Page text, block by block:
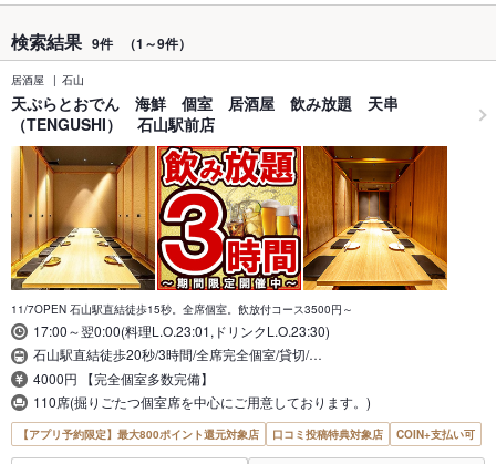
検索結果 9件 （1～9件）
居酒屋 石山
天ぷらとおでん 海鮮 個室 居酒屋 飲み放題 天串
（TENGUSHI） 石山駅前店
11/7OPEN 石山駅直結徒歩15秒。全席個室。飲放付コース3500円～
17:00～翌0:00(料理L.O.23:01,ドリンクL.O.23:30)
石山駅直結徒歩20秒/3時間/全席完全個室/貸切/…
4000円 【完全個室多数完備】
110席(掘りごたつ個室席を中心にご用意しております。)
【アプリ予約限定】最大800ポイント還元対象店 口コミ投稿特典対象店 COIN+支払い可